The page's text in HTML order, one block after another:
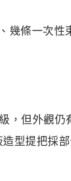
幾條一次
，但外觀
型提把採